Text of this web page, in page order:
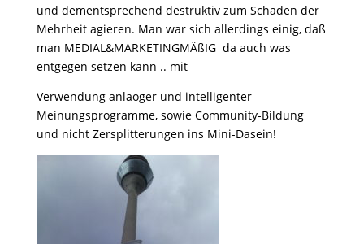
und dementsprechend destruktiv zum Schaden der
Mehrheit agieren. Man war sich allerdings einig, daß
man MEDIAL&MARKETINGMÄßIG da auch was
entgegen setzen kann .. mit
Verwendung anlaoger und intelligenter
Meinungsprogramme, sowie Community-Bildung
und nicht Zersplitterungen ins Mini-Dasein!